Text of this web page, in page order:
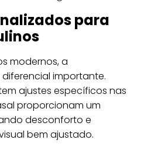
para
modernos, a
importante.
ajustes específicos nas
proporcionam um
desconforto e
bem ajustado.